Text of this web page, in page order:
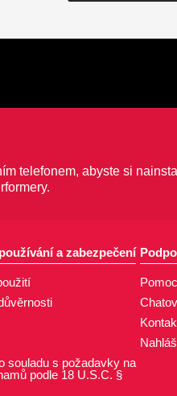
telefonem, abyste si
a zabezpečení
souladu s požadavky na
podle 18 U.S.C. §
Pomoc